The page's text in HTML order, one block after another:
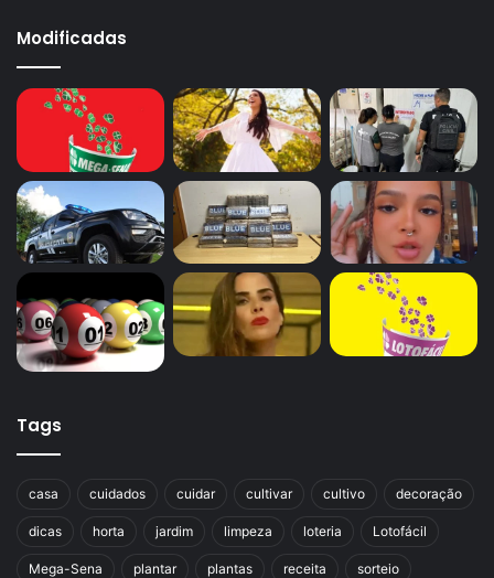
Modificadas
Tags
casa cuidados cuidar cultivar cultivo decoração
dicas horta jardim limpeza loteria Lotofácil
Mega-Sena plantar plantas receita sorteio